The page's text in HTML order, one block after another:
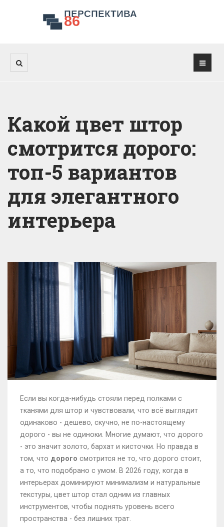
Какой цвет штор
смотрится дорого:
топ-5 вариантов
для элегантного
интерьера
Если вы когда-нибудь стояли перед полками с
тканями для штор и чувствовали, что всё выглядит
одинаково - дешево, скучно, не по-настоящему
дорого - вы не одиноки. Многие думают, что дорого
- это значит золото, бархат и кисточки. Но правда в
том, что дорого смотрится не то, что дорого стоит,
а то, что подобрано с умом. В 2026 году, когда в
интерьерах доминируют минимализм и натуральные
текстуры, цвет штор стал одним из главных
инструментов, чтобы поднять уровень всего
пространства - без лишних трат.